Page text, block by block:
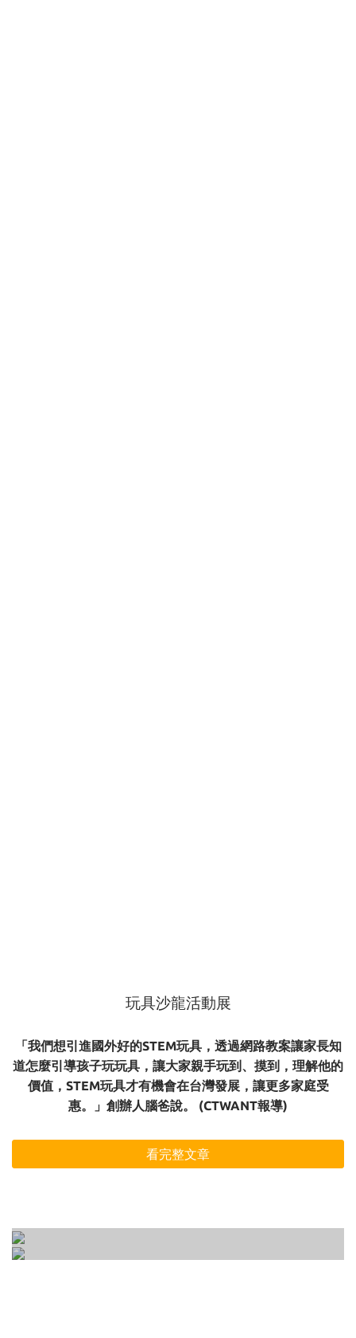
玩具沙龍活動展
「我們想引進國外好的STEM玩具，透過網路教案讓家長知
道怎麼引導孩子玩玩具，讓大家親手玩到、摸到，理解他的
價值，STEM玩具才有機會在台灣發展，讓更多家庭受
惠。」創辦人腦爸說。 (CTWANT報導)
看完整文章
一次培養的10種開放式遊戲大公開！
如何正確的選一個適合孩子的玩具 ? 3-6歲玩具